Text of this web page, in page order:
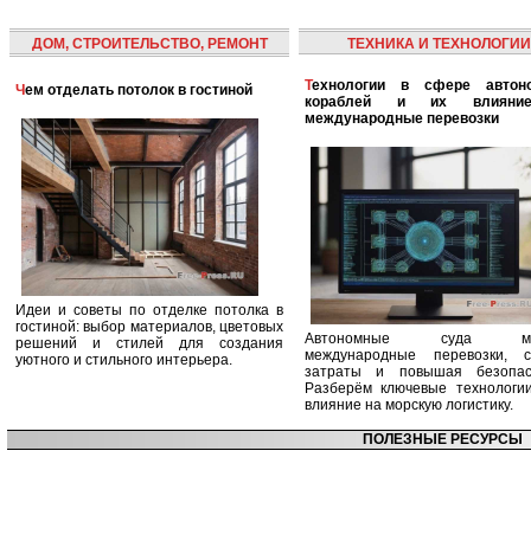
ДОМ, СТРОИТЕЛЬСТВО, РЕМОНТ
Чем отделать потолок в гостиной
Идеи и советы по отделке потолка в
гостиной: выбор материалов, цветовых
решений и стилей для создания
уютного и стильного интерьера.
ТЕХНИКА И ТЕХНОЛОГИИ
Технологии в сфере автономных
кораблей и их
международные перевозки
Автономные суда
международные перевозки,
затраты и повышая
Разберём ключевые
влияние на морскую логистику.
ПОЛЕЗНЫЕ РЕСУРСЫ